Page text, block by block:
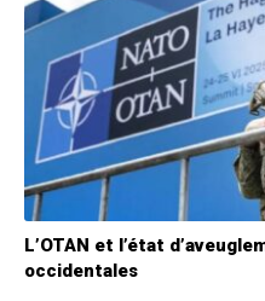
L’OTAN et l’état
occidentales